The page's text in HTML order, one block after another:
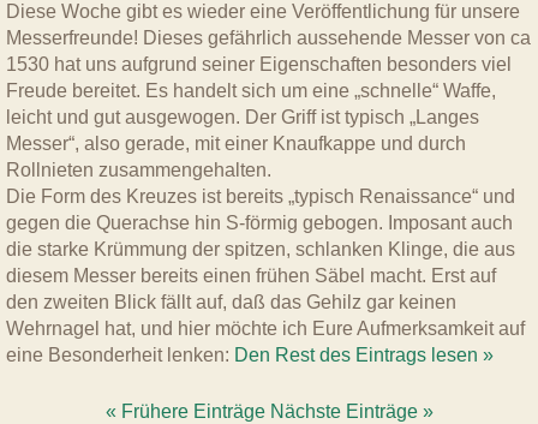
Diese Woche gibt es wieder eine Veröffentlichung für unsere
Messerfreunde! Dieses gefährlich aussehende Messer von ca
1530 hat uns aufgrund seiner Eigenschaften besonders viel
Freude bereitet. Es handelt sich um eine „schnelle“ Waffe,
leicht und gut ausgewogen. Der Griff ist typisch „Langes
Messer“, also gerade, mit einer Knaufkappe und durch
Rollnieten zusammengehalten.
Die Form des Kreuzes ist bereits „typisch Renaissance“ und
gegen die Querachse hin S-förmig gebogen. Imposant auch
die starke Krümmung der spitzen, schlanken Klinge, die aus
diesem Messer bereits einen frühen Säbel macht. Erst auf
den zweiten Blick fällt auf, daß das Gehilz gar keinen
Wehrnagel hat, und hier möchte ich Eure Aufmerksamkeit auf
eine Besonderheit lenken: Den Rest des Eintrags lesen »
« Frühere Einträge Nächste Einträge »